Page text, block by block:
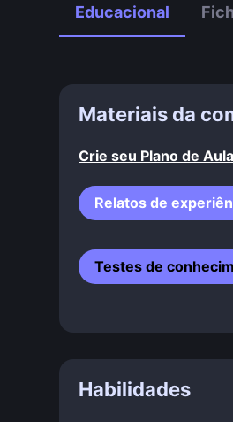
Educacional
Materiais da
Crie seu Plano de
Relatos de
Testes de
Habilidades